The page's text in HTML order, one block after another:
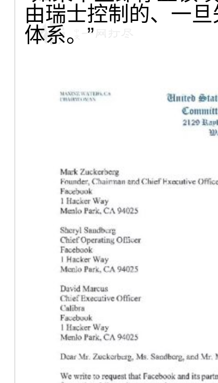
由瑞士控制的、一
体系。”